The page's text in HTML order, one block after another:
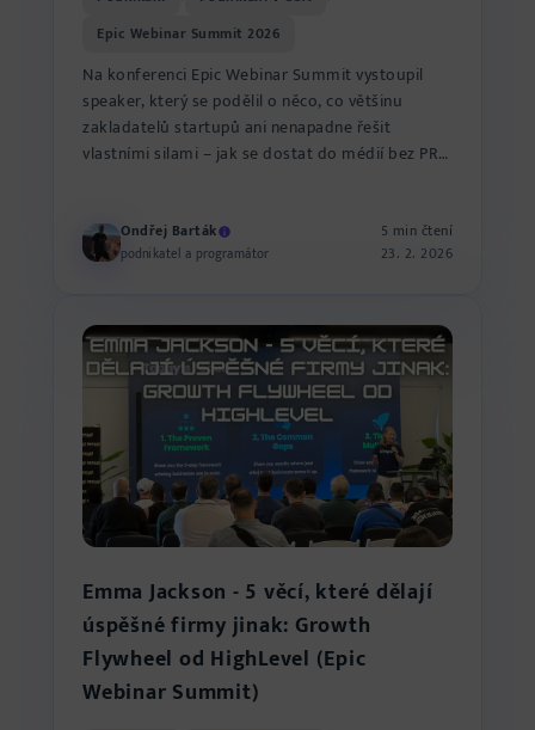
Epic Webinar Summit 2026
Na konferenci Epic Webinar Summit vystoupil
speaker, který se podělil o něco, co většinu
zakladatelů startupů ani nenapadne řešit
vlastními silami – jak se dostat do médií bez PR
Ondřej Barták
podnikatel a programátor
5 min čtení
23. 2. 2026
Emma Jackson - 5 věcí, které dělají
úspěšné firmy jinak: Growth
Flywheel od HighLevel (Epic
Webinar Summit)